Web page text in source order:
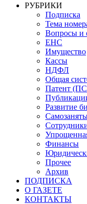
РУБРИКИ
Подписка
Тема
Вопросы и
ЕНС
Имущество
Кассы
НДФЛ
Общая
Патент
Развитие
Финансы
Прочее
Архив
ПОДПИСКА
О ГАЗЕТЕ
КОНТАКТЫ